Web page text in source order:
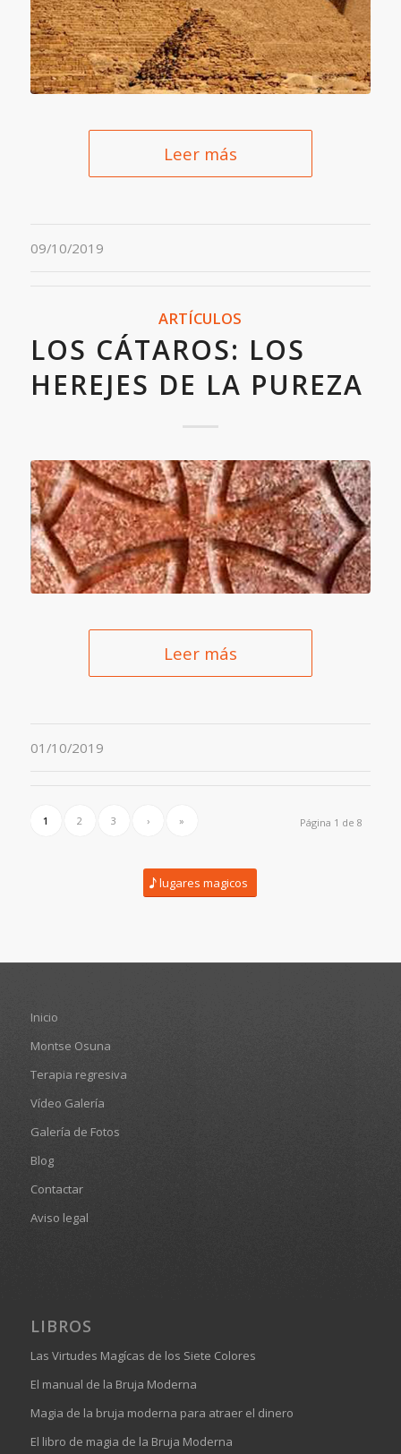
Leer más
09/10/2019
ARTÍCULOS
LOS CÁTAROS: LOS
HEREJES DE LA PUREZA
Leer más
01/10/2019
Página 1 de 8
1 2 3 › »
lugares magicos
Inicio
Montse Osuna
Terapia regresiva
Vídeo Galería
Galería de Fotos
Blog
Contactar
Aviso legal
LIBROS
Las Virtudes Magícas de los Siete Colores
El manual de la Bruja Moderna
Magia de la bruja moderna para atraer el dinero
El libro de magia de la Bruja Moderna